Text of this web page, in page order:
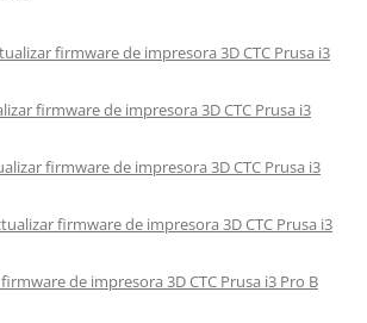
firmware de impresora 3D CTC Prusa i3
firmware de impresora 3D CTC Prusa i3
firmware de impresora 3D CTC Prusa i3
firmware de impresora 3D CTC Prusa i3
de impresora 3D CTC Prusa i3 Pro B